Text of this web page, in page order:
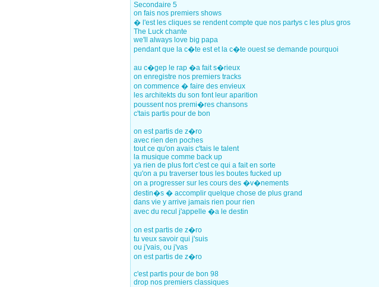
Secondaire 5
on fais nos premiers shows
� l'est les cliques se rendent compte que nos partys c les plus gros
The Luck chante
we'll always love big papa
pendant que la c�te est et la c�te ouest se demande pourquoi
au c�gep le rap �a fait s�rieux
on enregistre nos premiers tracks
on commence � faire des envieux
les architekts du son font leur aparition
poussent nos premi�res chansons
c'tais partis pour de bon
on est partis de z�ro
avec rien den poches
tout ce qu'on avais c'tais le talent
la musique comme back up
ya rien de plus fort c'est ce qui a fait en sorte
qu'on a pu traverser tous les boutes fucked up
on a progresser sur les cours des �v�nements
destin�s � accomplir quelque chose de plus grand
dans vie y arrive jamais rien pour rien
avec du recul j'appelle �a le destin
on est partis de z�ro
tu veux savoir qui j'suis
ou j'vais, ou j'vas
on est partis de z�ro
c'est partis pour de bon 98
drop nos premiers classiques